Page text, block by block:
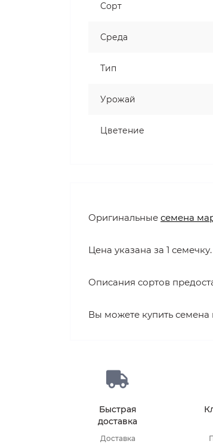
Сорт
Среда
Тип
Урожай
Цветение
Оригинальные семена
Цена указана за 1
Описания сортов
Вы можете купить семена
Быстрая
доставка
Доставка